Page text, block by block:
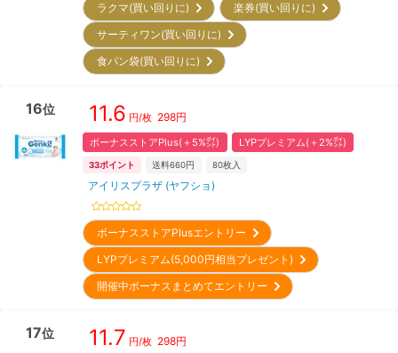
ラクマ(買い回りに)
楽券(買い回りに)
サーティワン(買い回りに)
食パン袋(買い回りに)
16位 11.6 円/枚 298円
ボーナスストアPlus(＋5%㌽) LYPプレミアム(＋2%㌽)
33ポイント 送料660円 80枚入
アイリスプラザ (ヤフショ)
ボーナスストアPlusエントリー
LYPプレミアム(5,000円相当プレゼント)
開催中ボーナスまとめてエントリー
17位 11.7 円/枚 298円